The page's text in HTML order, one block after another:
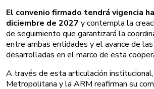
El convenio firmado tendrá vigencia
diciembre de 2027 y contempla la
de seguimiento que garantizará la
entre ambas entidades y el avance de las
desarrolladas en el marco de esta
A través de esta articulación
Metropolitana y la ARM reafirman su